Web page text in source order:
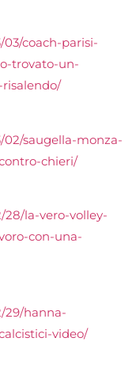
coach-parisi-
trovato-un-
02/saugella-monza-
chieri/
28/la-vero-volley-
con-una-
29/hanna-
video/